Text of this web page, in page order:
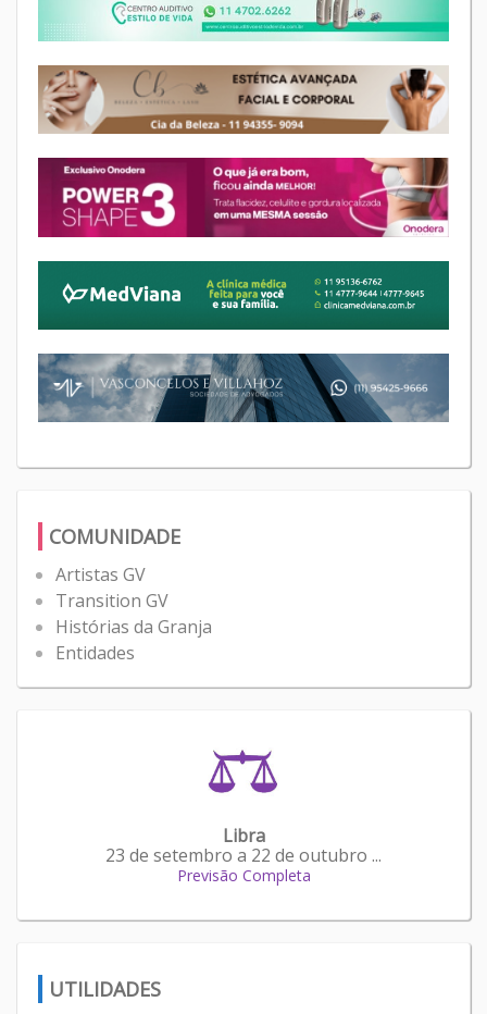
COMUNIDADE
Artistas GV
Transition GV
Histórias da Granja
Entidades
Libra
23 de setembro a 22 de outubro ...
Previsão Completa
UTILIDADES